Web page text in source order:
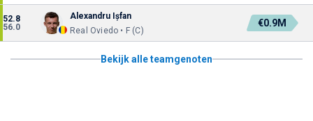
52.8
56.0
Alexandru Ișfan
Real Oviedo • F (C)
€0.9M
Bekijk alle teamgenoten